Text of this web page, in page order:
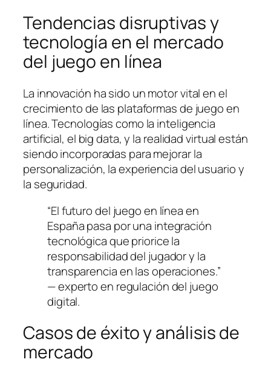
Tendencias disruptivas y
tecnología en el mercado
del juego en línea
La innovación ha sido un motor vital en el
crecimiento de las plataformas de juego en
línea. Tecnologías como la inteligencia
artificial, el big data, y la realidad virtual están
siendo incorporadas para mejorar la
personalización, la experiencia del usuario y
la seguridad.
“El futuro del juego en línea en
España pasa por una integración
tecnológica que priorice la
responsabilidad del jugador y la
transparencia en las operaciones.”
— experto en regulación del juego
digital.
Casos de éxito y análisis de
mercado